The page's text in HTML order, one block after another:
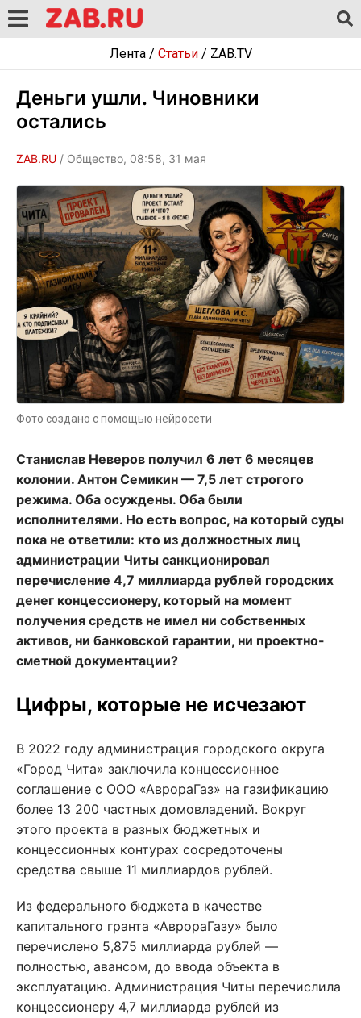
Лента/ Статьи/ ZAB.TV
Деньги ушли. Чиновники
остались
ZAB.RU / Общество, 08:58, 31 мая
Фото создано с помощью нейросети
Станислав Неверов получил 6 лет 6 месяцев
колонии. Антон Семикин — 7,5 лет строгого
режима. Оба осуждены. Оба были
исполнителями. Но есть вопрос, на который суды
пока не ответили: кто из должностных лиц
администрации Читы санкционировал
перечисление 4,7 миллиарда рублей городских
денег концессионеру, который на момент
получения средств не имел ни собственных
активов, ни банковской гарантии, ни проектно-
сметной документации?
Цифры, которые не исчезают
В 2022 году администрация городского округа
«Город Чита» заключила концессионное
соглашение с ООО «АврораГаз» на газификацию
более 13 200 частных домовладений. Вокруг
этого проекта в разных бюджетных и
концессионных контурах сосредоточены
средства свыше 11 миллиардов рублей.
Из федерального бюджета в качестве
капитального гранта «АврораГазу» было
перечислено 5,875 миллиарда рублей —
полностью, авансом, до ввода объекта в
эксплуатацию. Администрация Читы перечислила
концессионеру 4,7 миллиарда рублей из